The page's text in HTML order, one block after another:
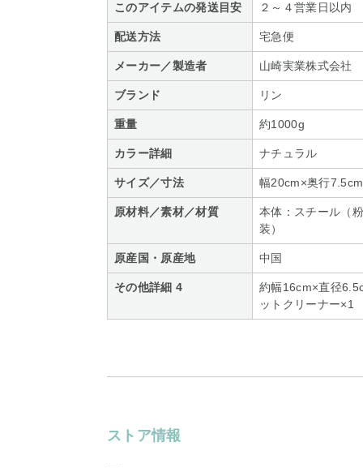
このアイテムの発送目安 ２～４営業日以内
配送方法 宅急便
メーカー／製造者 山崎実業株式会社
ブランド リン
重量 約1000g
カラー詳細 ナチュラル
サイズ／寸法 幅20cm×奥行
原材料／素材／材質
本体：スチール（
装）
原産国・原産地 中国
その他詳細 4
約幅16cm×直径
ットクリーナー
ストア情報